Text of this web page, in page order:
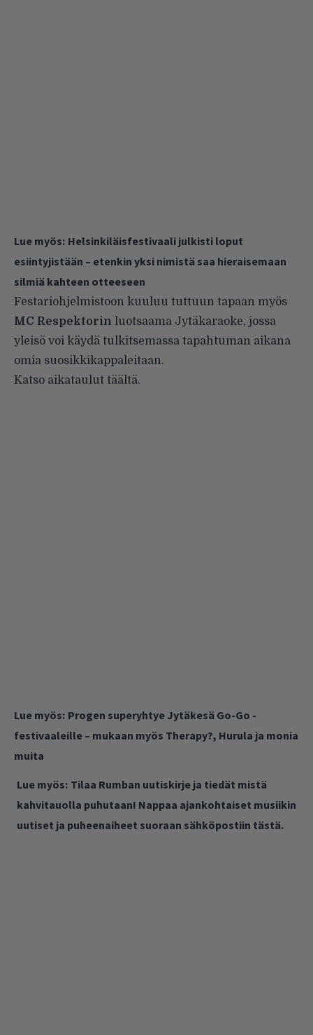
Lue myös: Helsinkiläisfestivaali julkisti loput
esiintyjistään – etenkin yksi nimistä saa hieraisemaan
silmiä kahteen otteeseen
Festariohjelmistoon kuuluu tuttuun tapaan myös
MC Respektorin luotsaama Jytäkaraoke, jossa
yleisö voi käydä tulkitsemassa tapahtuman aikana
omia suosikkikappaleitaan.
Katso aikataulut täältä.
Lue myös: Progen superyhtye Jytäkesä Go-Go -
festivaaleille – mukaan myös Therapy?, Hurula ja monia
muita
Lue myös: Tilaa Rumban uutiskirje ja tiedät mistä
kahvitauolla puhutaan! Nappaa ajankohtaiset musiikin
uutiset ja puheenaiheet suoraan sähköpostiin tästä.